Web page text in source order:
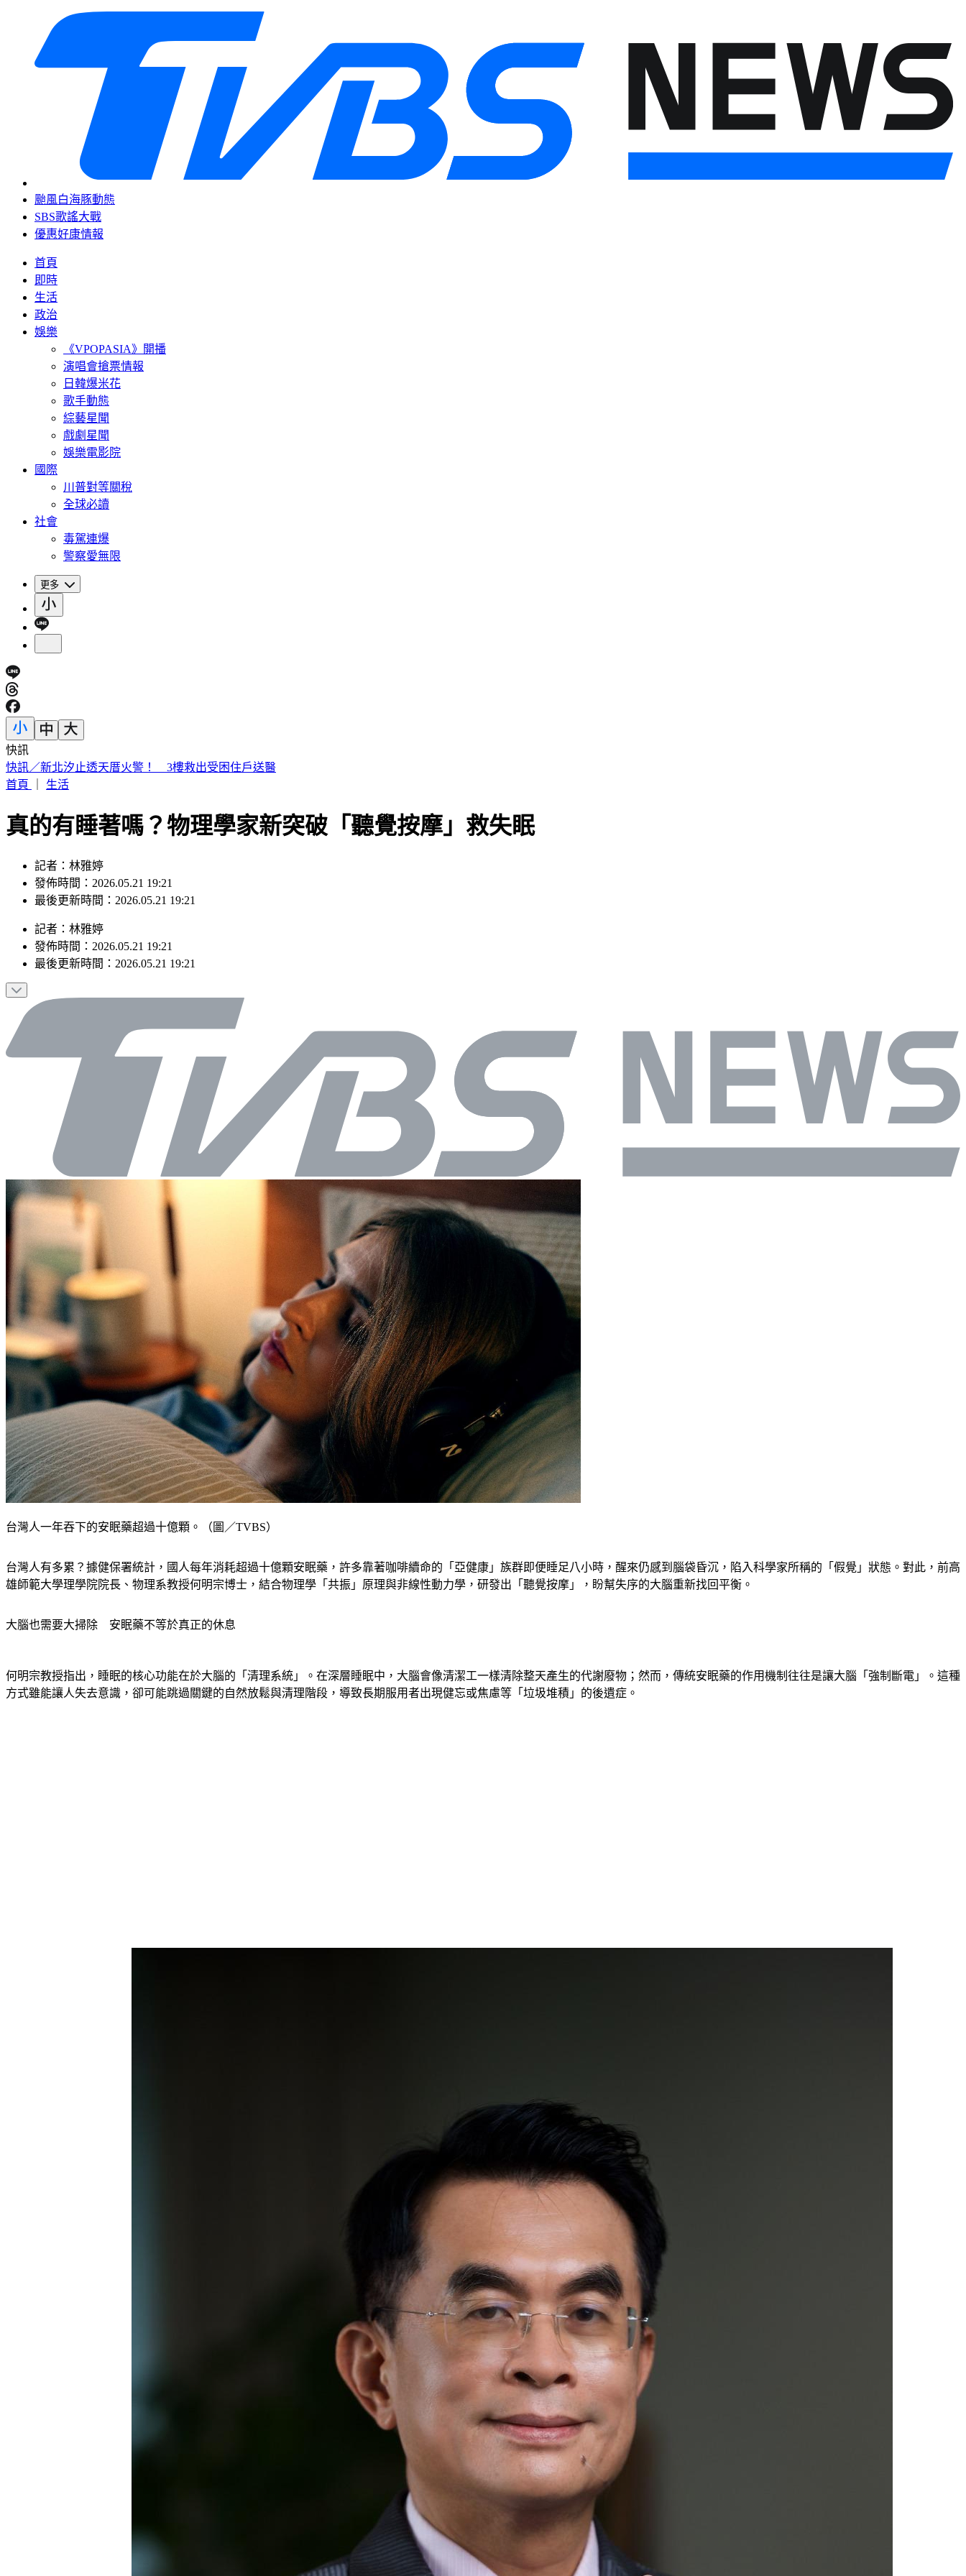
颱風白海豚動態
SBS歌謠大戰
優惠好康情報
首頁
即時
生活
政治
娛樂
《VPOPASIA》開播
演唱會搶票情報
日韓爆米花
歌手動態
綜藝星聞
戲劇星聞
娛樂電影院
國際
川普對等關稅
全球必讀
社會
毒駕連爆
警察愛無限
更多
快訊
日本人來台爆買！曬35公斤「超台戰利品」 網友見1物全笑翻
首頁
生活
真的有睡著嗎？物理學家新突破「聽覺按摩」救失眠
記者：林雅婷
發佈時間：2026.05.21 19:21
最後更新時間：2026.05.21 19:21
記者 ： 林雅婷
發佈時間： 2026.05.21 19:21
最後更新時間： 2026.05.21 19:21
台灣人一年吞下的安眠藥超過十億顆。（圖／TVBS）
台灣人有多累？據健保署統計，國人每年消耗超過十億顆安眠藥，許多靠著咖啡續命的「亞健康」族群即便睡足八小時，醒來仍感到腦袋昏沉，陷入科學家所稱的「假覺」狀態。對此，前高
雄師範大學理學院院長、物理系教授何明宗博士，結合物理學「共振」原理與非線性動力學，研發出「聽覺按摩」，盼幫失序的大腦重新找回平衡。
大腦也需要大掃除　安眠藥不等於真正的休息
何明宗教授指出，睡眠的核心功能在於大腦的「清理系統」。在深層睡眠中，大腦會像清潔工一樣清除整天產生的代謝廢物；然而，傳統安眠藥的作用機制往往是讓大腦「強制斷電」。這種
方式雖能讓人失去意識，卻可能跳過關鍵的自然放鬆與清理階段，導致長期服用者出現健忘或焦慮等「垃圾堆積」的後遺症。